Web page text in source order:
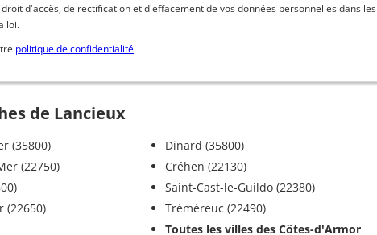
d'accès, de rectification et d'effacement de vos données personnelles dans les
loi.
politique de confidentialité.
de Lancieux
(35800)
(22750)
(22650)
Dinard (35800)
Créhen (22130)
Saint-Cast-le-Guildo (22380)
Tréméreuc (22490)
Toutes les villes des Côtes-d'Armor